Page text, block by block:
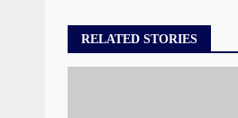
RELATED STORIES